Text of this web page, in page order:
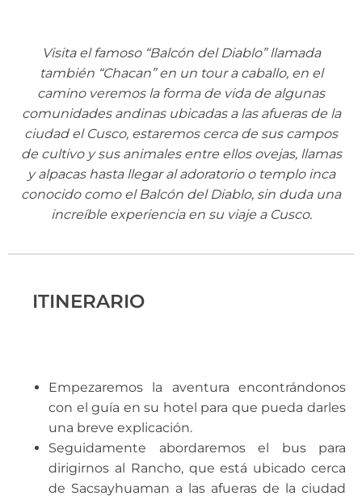
Visita el famoso “Balcón del Diablo” llamada
también “Chacan” en un tour a caballo, en el
camino veremos la forma de vida de algunas
comunidades andinas ubicadas a las afueras de la
ciudad el Cusco, estaremos cerca de sus campos
de cultivo y sus animales entre ellos ovejas, llamas
y alpacas hasta llegar al adoratorio o templo inca
conocido como el Balcón del Diablo, sin duda una
increíble experiencia en su viaje a Cusco.
ITINERARIO
Empezaremos la aventura encontrándonos
con el guía en su hotel para que pueda darles
una breve explicación.
Seguidamente abordaremos el bus para
dirigirnos al Rancho, que está ubicado cerca
de Sacsayhuaman a las afueras de la ciudad